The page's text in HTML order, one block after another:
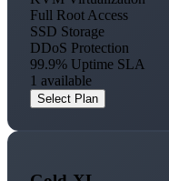
Full Root Access
SSD Storage
DDoS Protection
99.9% Uptime SLA
1 available
Select Plan